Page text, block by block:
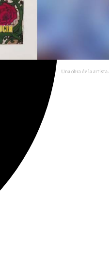
Una obra de la artista